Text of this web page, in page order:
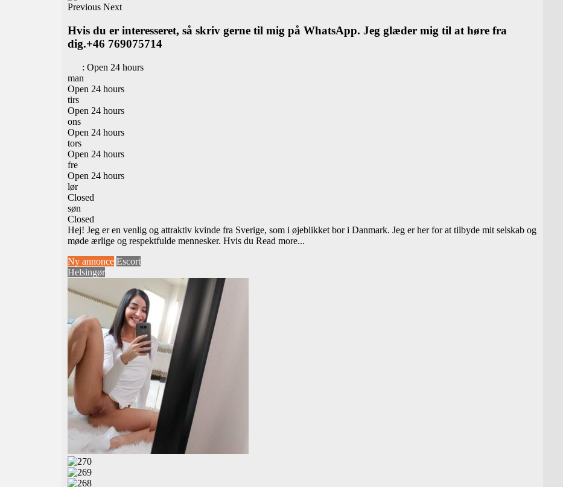
Previous Next
Hvis du er interesseret, så skriv gerne til mig på WhatsApp. Jeg glæder mig til at høre fra
dig.+46 769075714
: Open 24 hours
man
Open 24 hours
tirs
Open 24 hours
ons
Open 24 hours
tors
Open 24 hours
fre
Open 24 hours
lør
Closed
søn
Closed
Hej! Jeg er en venlig og attraktiv kvinde fra Sverige, som i øjeblikket bor i Danmark. Jeg er her for at tilbyde mit selskab og
møde ærlige og respektfulde mennesker. Hvis du Read more...
Ny annonce Escort
Helsingør